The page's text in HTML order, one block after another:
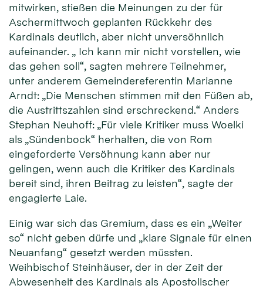
mitwirken, stießen die Meinungen zu der für
Aschermittwoch geplanten Rückkehr des
Kardinals deutlich, aber nicht unversöhnlich
aufeinander. „ Ich kann mir nicht vorstellen, wie
das gehen soll“, sagten mehrere Teilnehmer,
unter anderem Gemeindereferentin Marianne
Arndt: „Die Menschen stimmen mit den Füßen ab,
die Austrittszahlen sind erschreckend.“ Anders
Stephan Neuhoff: „Für viele Kritiker muss Woelki
als „Sündenbock“ herhalten, die von Rom
eingeforderte Versöhnung kann aber nur
gelingen, wenn auch die Kritiker des Kardinals
bereit sind, ihren Beitrag zu leisten“, sagte der
engagierte Laie.
Einig war sich das Gremium, dass es ein „Weiter
so“ nicht geben dürfe und „klare Signale für einen
Neuanfang“ gesetzt werden müssten.
Weihbischof Steinhäuser, der in der Zeit der
Abwesenheit des Kardinals als Apostolischer